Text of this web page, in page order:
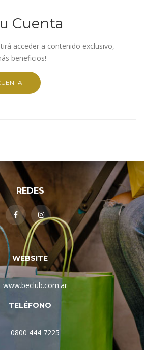
Cuenta
acceder a contenido exclusivo,
beneficios!
REDES
WEBSITE
www.beclub.com.ar
TELÉFONO
0800 444 7225